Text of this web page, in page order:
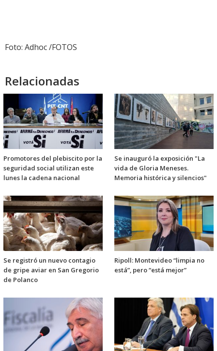
Foto: Adhoc /FOTOS
Relacionadas
Promotores del plebiscito por la
seguridad social utilizan este
lunes la cadena nacional
Se inauguró la exposición "La
vida de Gloria Meneses.
Memoria histórica y silencios"
Se registró un nuevo contagio
de gripe aviar en San Gregorio
de Polanco
Ripoll: Montevideo “limpia no
está”, pero “está mejor”